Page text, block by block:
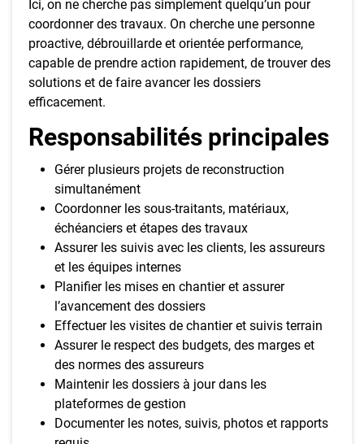
Ici, on ne cherche pas simplement quelqu’un pour
coordonner des travaux. On cherche une personne
proactive, débrouillarde et orientée performance,
capable de prendre action rapidement, de trouver des
solutions et de faire avancer les dossiers
efficacement.
Responsabilités principales
Gérer plusieurs projets de reconstruction
simultanément
Coordonner les sous-traitants, matériaux,
échéanciers et étapes des travaux
Assurer les suivis avec les clients, les assureurs
et les équipes internes
Planifier les mises en chantier et assurer
l’avancement des dossiers
Effectuer les visites de chantier et suivis terrain
Assurer le respect des budgets, des marges et
des normes des assureurs
Maintenir les dossiers à jour dans les
plateformes de gestion
Documenter les notes, suivis, photos et rapports